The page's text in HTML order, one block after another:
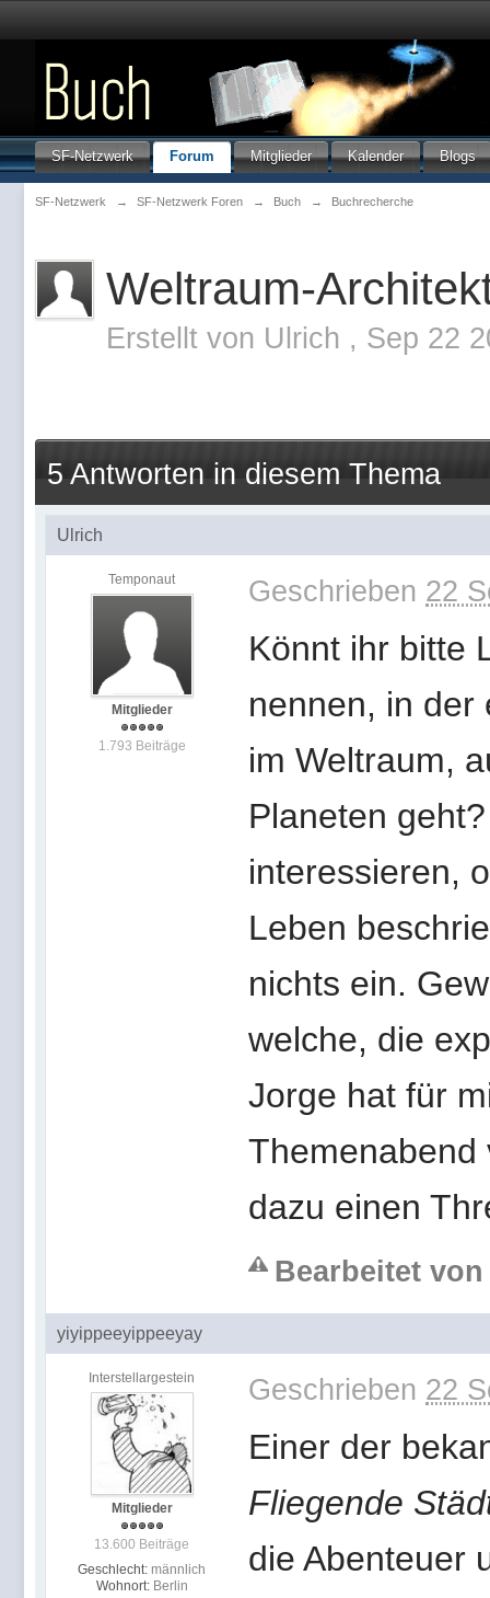
SF-Netzwerk Forum Mitglieder Kalender Blogs
SF-Netzwerk → SF-Netzwerk Foren → Buch → Buchrecherche
Weltraum-
Erstellt von Ulrich , Sep 22
5 Antworten in diesem Thema
Ulrich
Temponaut
Mitglieder
1.793 Beiträge
Geschrieben 22
Könnt ihr bitte
nennen, in der
im Weltraum,
Planeten
interessieren,
Leben
nichts ein.
welche, die
Jorge hat für
Themenabend
dazu einen
Bearbeitet von
yiyippeeyippeeyay
Interstellargestein
Mitglieder
13.600 Beiträge
Geschlecht: männlich
Wohnort: Berlin
Geschrieben 22
Einer der
Fliegende
die Abenteuer